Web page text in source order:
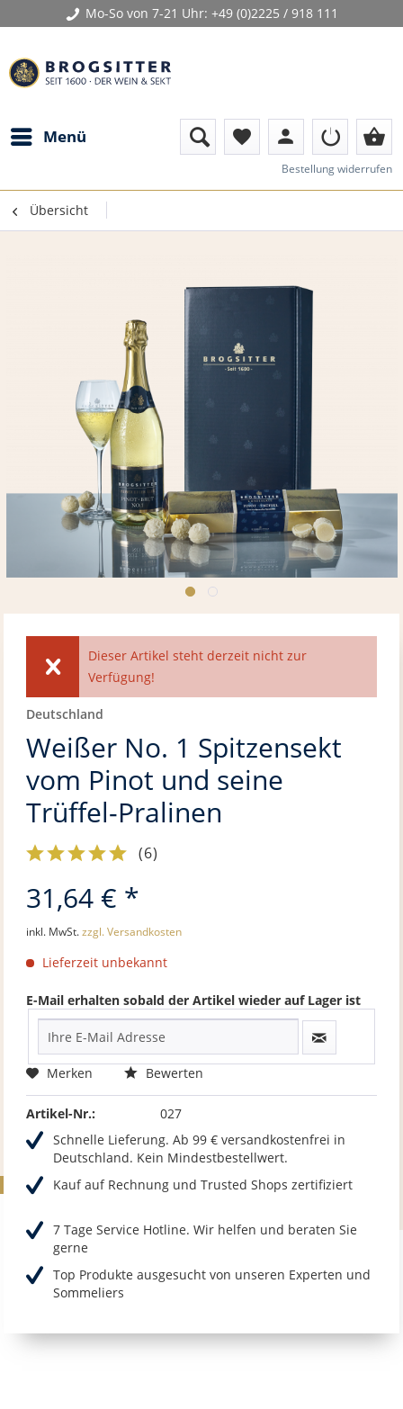
Mo-So von 7-21 Uhr: +49 (0)2225 / 918 111
Menü favorite person shopping_basket
Bestellung widerrufen
Übersicht
Dieser Artikel steht derzeit nicht zur
Verfügung!
Deutschland
Weißer No. 1 Spitzensekt
vom Pinot und seine
Trüffel-Pralinen
(6)
31,64 € *
inkl. MwSt.zzgl. Versandkosten
Lieferzeit unbekannt
E-Mail erhalten sobald der Artikel wieder auf Lager ist
Merken Bewerten
Artikel-Nr.:
027
Schnelle Lieferung. Ab 99 € versandkostenfrei in
Deutschland. Kein Mindestbestellwert.
Kauf auf Rechnung und Trusted Shops zertifiziert
7 Tage Service Hotline. Wir helfen und beraten Sie
gerne
Top Produkte ausgesucht von unseren Experten und
Sommeliers